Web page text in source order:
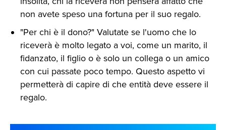
non avete speso una fortuna per il suo regalo.
"Per chi è il dono?" Valutate se l'uomo che lo
riceverà è molto legato a voi, come un marito, il
fidanzato, il figlio o è solo un collega o un amico
con cui passate poco tempo. Questo aspetto vi
permetterà di capire di che entità deve essere il
regalo.